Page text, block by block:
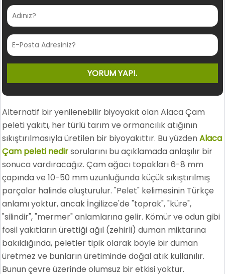
Alternatif bir yenilenebilir biyoyakıt olan Alaca Çam
peleti yakıtı, her türlü tarım ve ormancılık atığının
sıkıştırılmasıyla üretilen bir biyoyakıttır. Bu yüzdenAlaca
Çam peleti nedirsorularını bu açıklamada anlaşılır bir
sonuca vardıracağız. Çam ağacı topakları 6-8 mm
çapında ve 10-50 mm uzunluğunda küçük sıkıştırılmış
parçalar halinde oluşturulur. "Pelet" kelimesinin Türkçe
anlamı yoktur, ancak İngilizce'de "toprak", "küre",
"silindir", "mermer" anlamlarına gelir. Kömür ve odun gibi
fosil yakıtların ürettiği ağıl (zehirli) duman miktarına
bakıldığında, peletler tipik olarak böyle bir duman
üretmez ve bunların üretiminde doğal atık kullanılır.
Bunun çevre üzerinde olumsuz bir etkisi yoktur.